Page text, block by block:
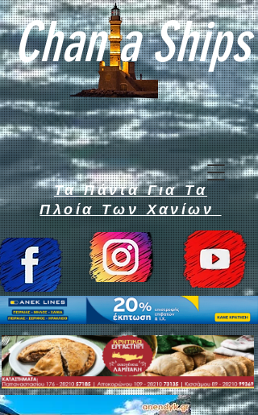
Chan a Ships
Τα Πάντα Για Τα
Πλοία Των Χανίων